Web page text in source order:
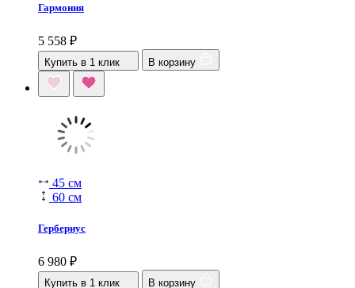
Гармония
5 558 ₽
Купить в 1 клик В корзину
45 см
60 см
Гербериус
6 980 ₽
Купить в 1 клик В корзину